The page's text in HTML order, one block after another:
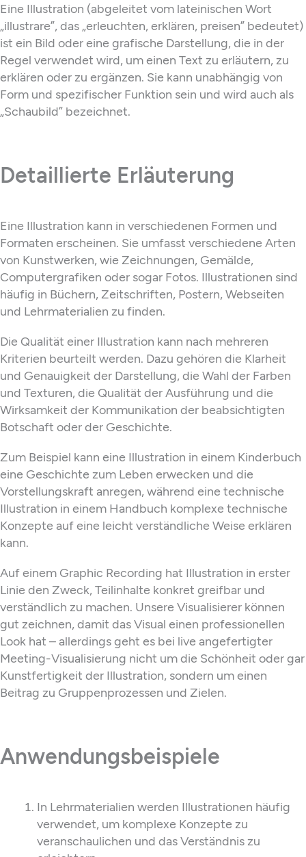
Eine Illustration (abgeleitet vom lateinischen Wort
„illustrare”, das „erleuchten, erklären, preisen” bedeutet)
ist ein Bild oder eine grafische Darstellung, die in der
Regel verwendet wird, um einen Text zu erläutern, zu
erklären oder zu ergänzen. Sie kann unabhängig von
Form und spezifischer Funktion sein und wird auch als
„Schaubild” bezeichnet.
Detaillierte Erläuterung
Eine Illustration kann in verschiedenen Formen und
Formaten erscheinen. Sie umfasst verschiedene Arten
von Kunstwerken, wie Zeichnungen, Gemälde,
Computergrafiken oder sogar Fotos. Illustrationen sind
häufig in Büchern, Zeitschriften, Postern, Webseiten
und Lehrmaterialien zu finden.
Die Qualität einer Illustration kann nach mehreren
Kriterien beurteilt werden. Dazu gehören die Klarheit
und Genauigkeit der Darstellung, die Wahl der Farben
und Texturen, die Qualität der Ausführung und die
Wirksamkeit der Kommunikation der beabsichtigten
Botschaft oder der Geschichte.
Zum Beispiel kann eine Illustration in einem Kinderbuch
eine Geschichte zum Leben erwecken und die
Vorstellungskraft anregen, während eine technische
Illustration in einem Handbuch komplexe technische
Konzepte auf eine leicht verständliche Weise erklären
kann.
Auf einem Graphic Recording hat Illustration in erster
Linie den Zweck, Teilinhalte konkret greifbar und
verständlich zu machen. Unsere Visualisierer können
gut zeichnen, damit das Visual einen professionellen
Look hat – allerdings geht es bei live angefertigter
Meeting-Visualisierung nicht um die Schönheit oder gar
Kunstfertigkeit der Illustration, sondern um einen
Beitrag zu Gruppenprozessen und Zielen.
Anwendungsbeispiele
In Lehrmaterialien werden Illustrationen häufig
verwendet, um komplexe Konzepte zu
veranschaulichen und das Verständnis zu